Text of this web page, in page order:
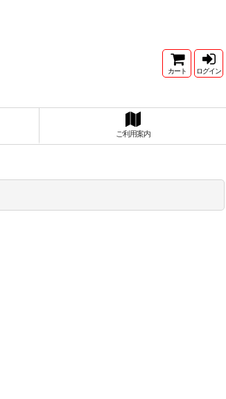
カート ログイン
ご利用案内